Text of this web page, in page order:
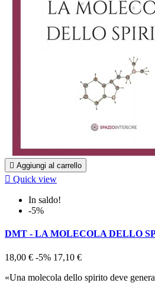
 Aggiungi al carrello
 Quick view
In saldo!
-5%
DMT - LA MOLECOLA DELLO
18,00 € -5% 17,10 €
«Una molecola dello spirito deve